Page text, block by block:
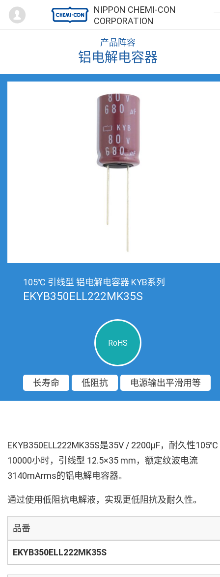
NIPPON CHEMI-CON
CORPORATION
Mypage
产品阵容
铝电解电容器
105℃ 引线型 铝电解电容器 KYB系列
EKYB350ELL222MK35S
RoHS
长寿命 低阻抗 电源输出平滑用等
EKYB350ELL222MK35S是35V / 2200µF，耐久性105℃
10000小时，引线型 12.5×35 mm，额定纹波电流
3140mArms的铝电解电容器。
通过使用低阻抗电解液，实现更低阻抗及耐久性。
品番
EKYB350ELL222MK35S